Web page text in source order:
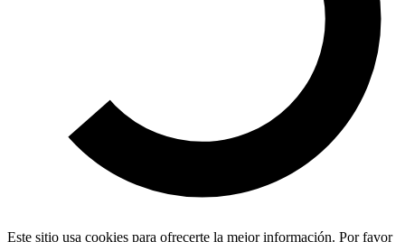
Este sitio usa cookies para ofrecerte la mejor información. Por favor